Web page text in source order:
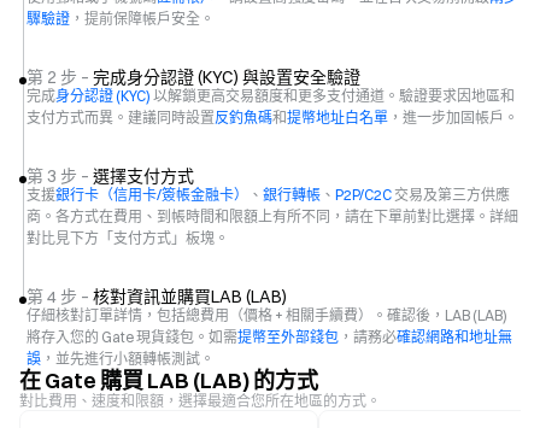
驟驗證 ，提前保障帳戶安全。
第 2 步 – 完成身分認證 (KYC) 與設置安全驗證
完成身分認證 (KYC) 以解鎖更高交易額度和更多支付通道。驗證要求因地區和
支付方式而異。建議同時設置反釣魚碼和提幣地址白名單 ，進一步加固帳戶。
第 3 步 – 選擇支付方式
支援銀行卡（信用卡/簽帳金融卡） 、 銀行轉帳 、 P2P/C2C 交易及第三方供應
商。各方式在費用、到帳時間和限額上有所不同，請在下單前對比選擇。詳細
對比見下方「支付方式」板塊。
第 4 步 – 核對資訊並購買LAB (LAB)
仔細核對訂單詳情，包括總費用（價格 + 相關手續費）。確認後，LAB (LAB)
將存入您的 Gate 現貨錢包。如需提幣至外部錢包 ，請務必確認網路和地址無
誤 ，並先進行小額轉帳測試。
在 Gate 購買 LAB (LAB) 的方式
對比費用、速度和限額，選擇最適合您所在地區的方式。